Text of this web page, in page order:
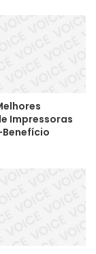
Impressoras